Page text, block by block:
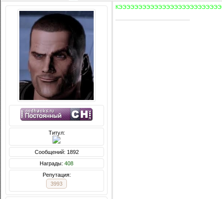
Титул:
Сообщений: 1892
Награды: 408
Репутация:
3993